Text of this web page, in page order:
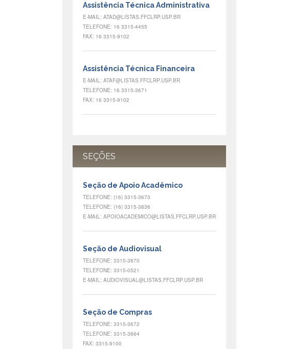
Assistência Técnica Administrativa
E-MAIL: ATAD@LISTAS.FFCLRP.USP.BR
TELEFONE: 16 3315-4455
FAX: 16 3315-9102
Assistência Técnica Financeira
E-MAIL: ATAF@LISTAS.FFCLRP.USP.BR
TELEFONE: 16 3315-3671
FAX: 16 3315-9102
SEÇÕES
Seção de Apoio Acadêmico
TELEFONE: (16) 3315-3673
TELEFONE: (16) 3315-3836
E-MAIL: APOIOACADEMICO@LISTAS.FFCLRP.USP.BR
Seção de Audiovisual
TELEFONE: 3315-3870
TELEFONE: 3315-0521
E-MAIL: AUDIOVISUAL@LISTAS.FFCLRP.USP.BR
Seção de Compras
TELEFONE: 3315-3672
TELEFONE: 3315-3664
FAX: 3315-9100